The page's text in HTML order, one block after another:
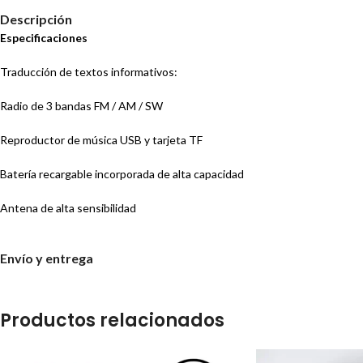
Descripción
Especificaciones
Traducción de textos informativos:
Radio de 3 bandas FM / AM / SW
Reproductor de música USB y tarjeta TF
Batería recargable incorporada de alta capacidad
Antena de alta sensibilidad
Entrada de carga de corriente continua 5V
Envío y entrega
Productos relacionados